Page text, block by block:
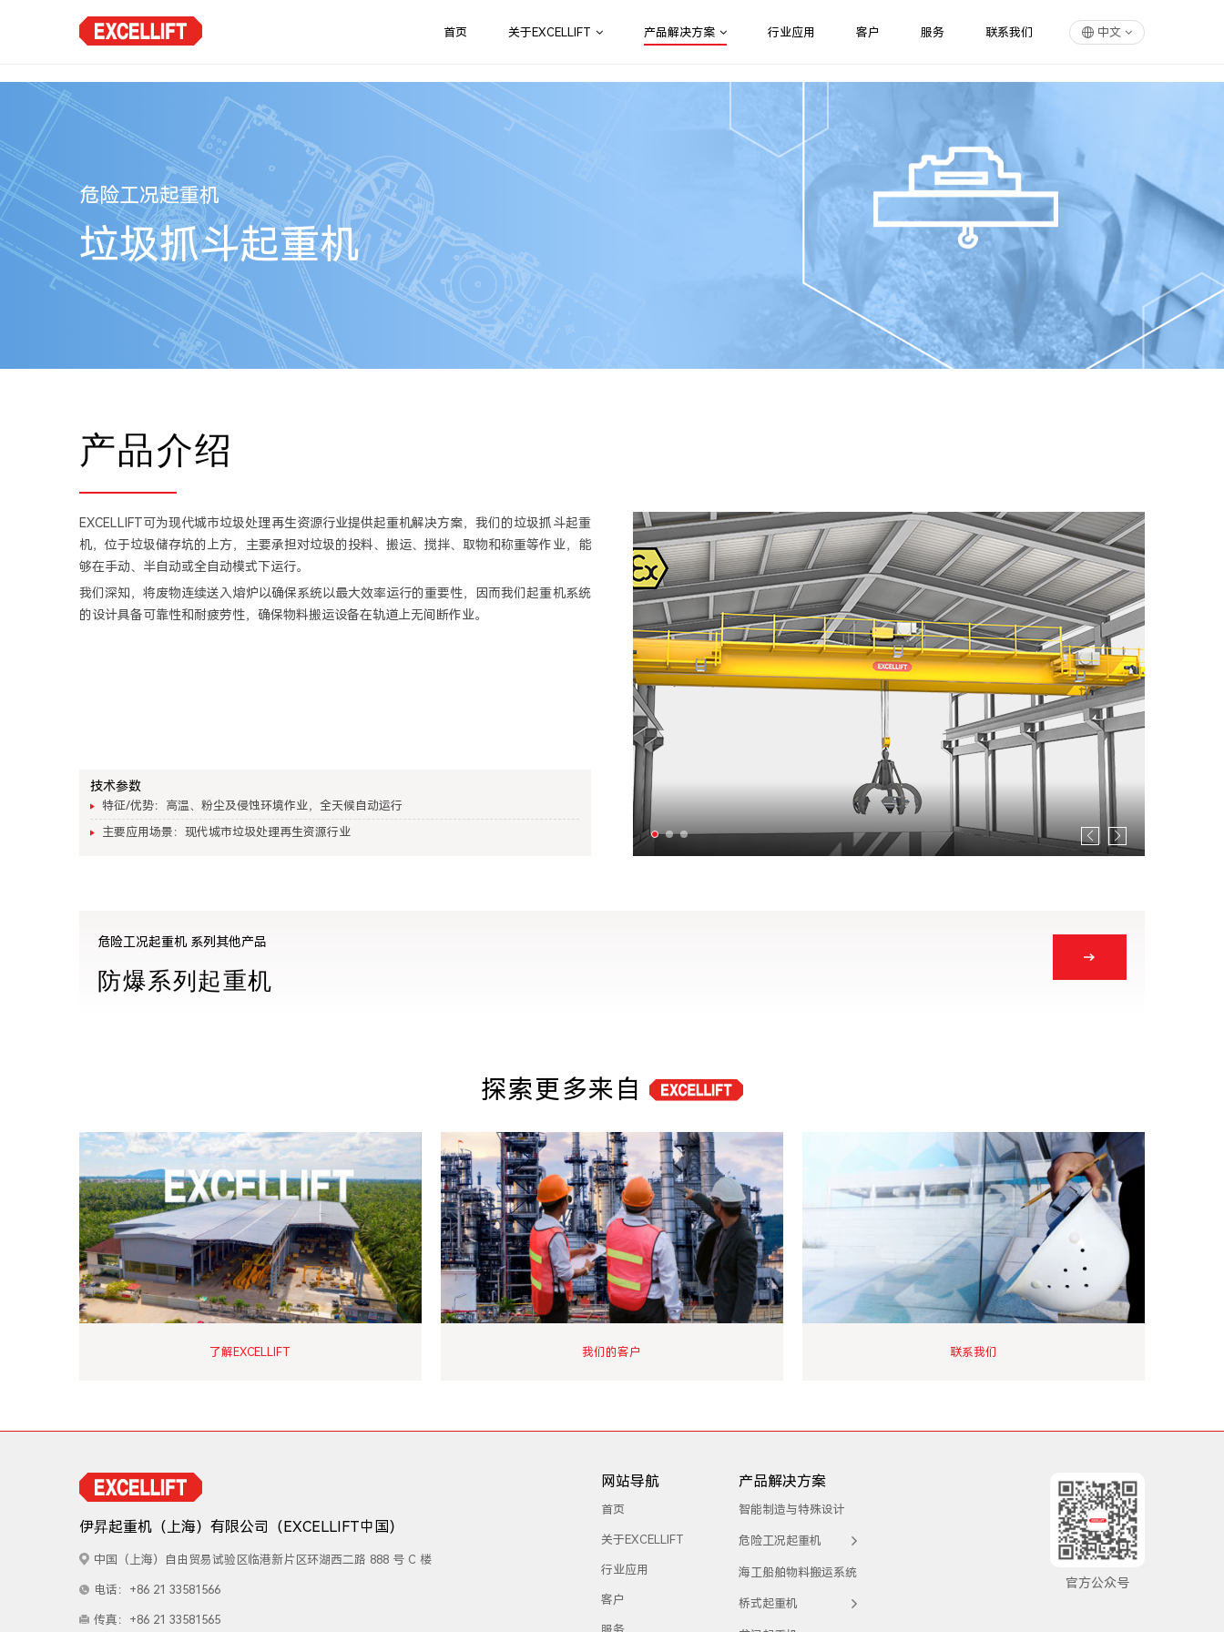
首页 关于EXCELLIFT 产品解决方案 行业应用 客户 服务 联系我们 中文
危险工况起重机
垃圾抓斗起重机
产品介绍
EXCELLIFT可为现代城市垃圾处理再生资源行业提供起重机解决方案，我们的垃圾抓斗起重
机，位于垃圾储存坑的上方，主要承担对垃圾的投料、搬运、搅拌、取物和称重等作业，能
够在手动、半自动或全自动模式下运行。
我们深知，将废物连续送入熔炉以确保系统以最大效率运行的重要性，因而我们起重机系统
的设计具备可靠性和耐疲劳性，确保物料搬运设备在轨道上无间断作业。
技术参数
特征/优势：高温、粉尘及侵蚀环境作业，全天候自动运行
主要应用场景：现代城市垃圾处理再生资源行业
危险工况起重机 系列其他产品
防爆系列起重机
探索更多来自
了解EXCELLIFT 我们的客户 联系我们
伊昇起重机（上海）有限公司 （EXCELLIFT中国）
中国（上海）自由贸易试验区临港新片区环湖西二路 888 号 C 楼
电话：+86 21 33581566
传真：+86 21 33581565
网站导航
首页
关于EXCELLIFT
行业应用
客户
产品解决方案
智能制造与特殊设计
危险工况起重机
海工船舶物料搬运系统
桥式起重机
官方公众号